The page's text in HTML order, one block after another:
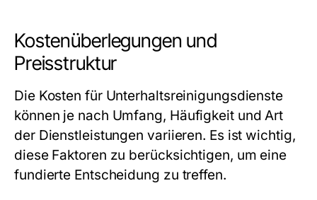
Kostenüberlegungen und
Preisstruktur
Die Kosten für Unterhaltsreinigungsdienste
können je nach Umfang, Häufigkeit und Art
der Dienstleistungen variieren. Es ist wichtig,
diese Faktoren zu berücksichtigen, um eine
fundierte Entscheidung zu treffen.